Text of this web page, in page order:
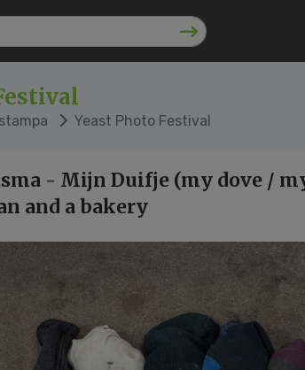
Yeast Photo Festival
- Mijn Duifje (my dove /
and a bakery